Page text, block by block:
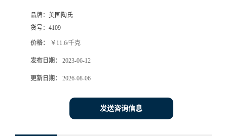
品牌： 美国陶氏
货号： 4109
价格： ￥11.6/千克
发布日期： 2023-06-12
更新日期： 2026-08-06
发送咨询信息